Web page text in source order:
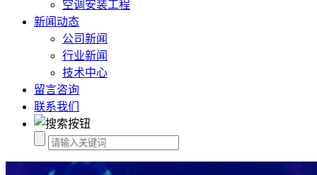
空调安装工程
新闻动态
公司新闻
行业新闻
技术中心
留言咨询
联系我们